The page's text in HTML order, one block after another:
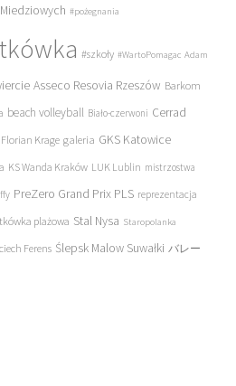
#pożegnania
#szkoły #WartoPomagac Adam
Asseco Resovia Rzeszów Barkom
beach volleyball Biało-czerwoni Cerrad
Florian Krage galeria GKS Katowice
KS Wanda Kraków LUK Lublin mistrzostwa
PreZero Grand Prix PLS reprezentacja
plażowa Stal Nysa Staropolanka
Ferens Ślepsk Malow Suwałki バレー